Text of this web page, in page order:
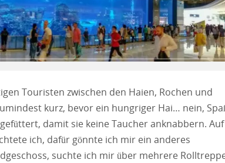
Touristen zwischen den Haien, Rochen und
kurz, bevor ein hungriger Hai… nein,
damit sie keine Taucher anknabbern. Auf
ich, dafür gönnte ich mir ein anderes
suchte ich mir über mehrere